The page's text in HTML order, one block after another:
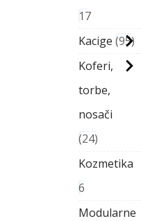
17
Kacige 95
Koferi,
torbe,
nosači
24
Kozmetika
6
Modularne